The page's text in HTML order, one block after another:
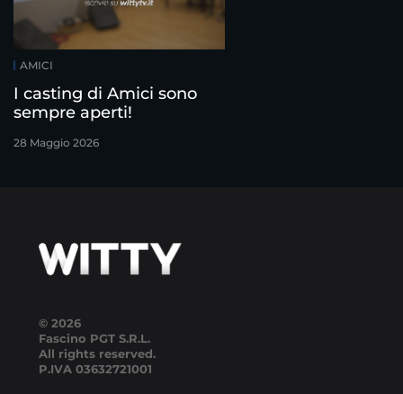
AMICI
I casting di Amici sono
sempre aperti!
28 Maggio 2026
© 2026
Fascino PGT S.R.L.
All rights reserved.
P.IVA 03632721001